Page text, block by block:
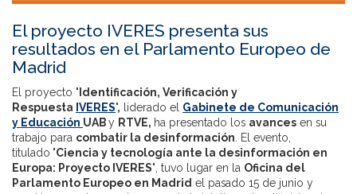
El proyecto IVERES presenta sus
resultados en el Parlamento Europeo de
Madrid
El proyecto 'Identificación, Verificación y
Respuesta IVERES', liderado el Gabinete de Comunicación
y Educación UABy RTVE, ha presentado los avances en su
trabajo para combatir la desinformación. El evento,
titulado 'Ciencia y tecnología ante la desinformación en
Europa: Proyecto IVERES', tuvo lugar en la Oficina del
Parlamento Europeo en Madrid el pasado 15 de junio y